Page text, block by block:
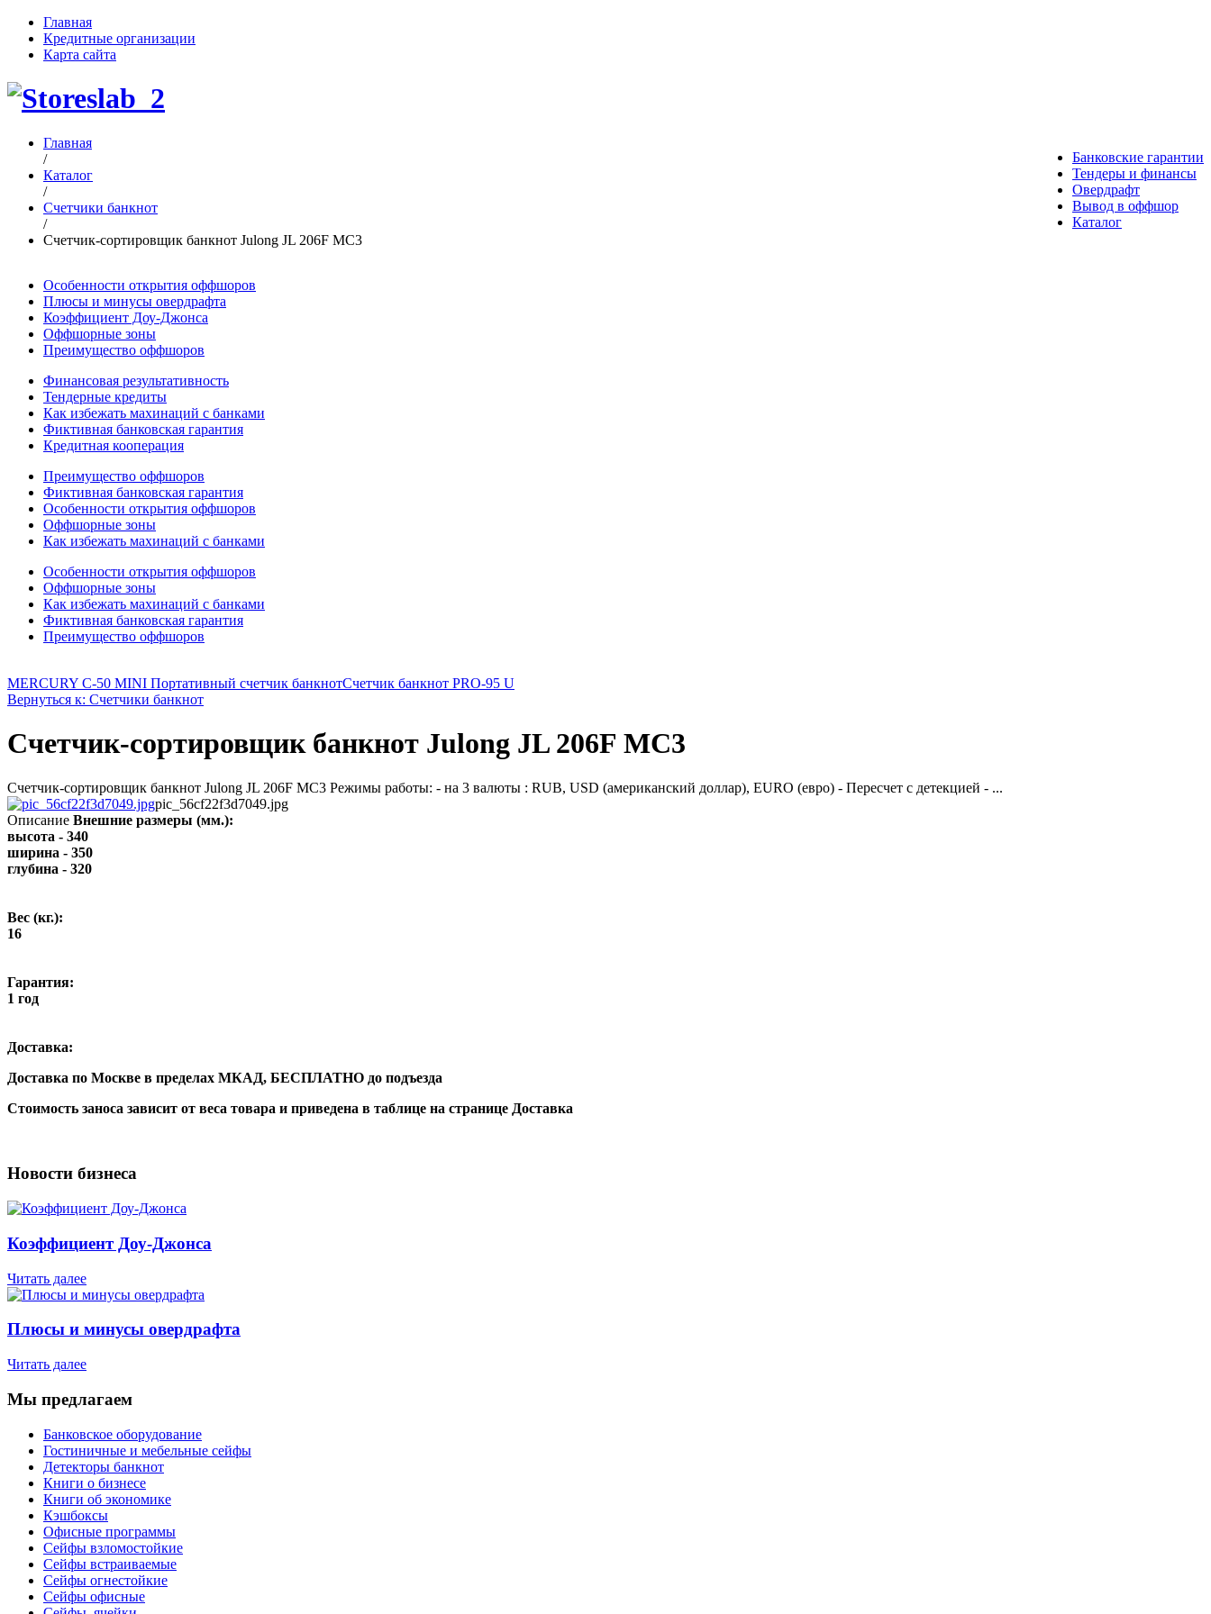
Главная
Кредитные организации
Карта сайта
Банковские гарантии
Тендеры и финансы
Овердрафт
Вывод в оффшор
Каталог
Главная
/
Каталог
/
Счетчики банкнот
/
Счетчик-сортировщик банкнот Julong JL 206F MC3
Особенности открытия оффшоров
Плюсы и минусы овердрафта
Коэффициент Доу-Джонса
Оффшорные зоны
Преимущество оффшоров
Финансовая результативность
Тендерные кредиты
Как избежать махинаций с банками
Фиктивная банковская гарантия
Кредитная кооперация
Преимущество оффшоров
Фиктивная банковская гарантия
Особенности открытия оффшоров
Оффшорные зоны
Как избежать махинаций с банками
Особенности открытия оффшоров
Оффшорные зоны
Как избежать махинаций с банками
Фиктивная банковская гарантия
Преимущество оффшоров
MERCURY C-50 MINI Портативный счетчик банкнотСчетчик банкнот PRO-95 U
Вернуться к: Счетчики банкнот
Счетчик-сортировщик банкнот Julong JL 206F MC3
Счетчик-сортировщик банкнот Julong JL 206F MC3 Режимы работы: - на 3 валюты : RUB, USD (американский доллар), EURO (евро) - Пересчет с детекцией - ...
pic_56cf22f3d7049.jpg
Описание Внешние размеры (мм.):
высота - 340
ширина - 350
глубина - 320
Вес (кг.):
16
Гарантия:
1 год
Доставка:
Доставка по Москве в пределах МКАД, БЕСПЛАТНО до подъезда
Стоимость заноса зависит от веса товара и приведена в таблице на странице Доставка
Новости бизнеса
Коэффициент Доу-Джонса
Читать далее
Плюсы и минусы овердрафта
Читать далее
Мы предлагаем
Банковское оборудование
Гостиничные и мебельные сейфы
Детекторы банкнот
Книги о бизнесе
Книги об экономике
Кэшбоксы
Офисные программы
Сейфы взломостойкие
Сейфы встраиваемые
Сейфы огнестойкие
Сейфы офисные